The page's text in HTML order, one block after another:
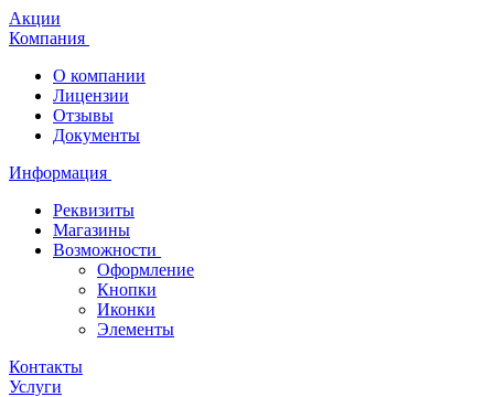
Акции
Компания
О компании
Лицензии
Отзывы
Документы
Информация
Реквизиты
Магазины
Возможности
Оформление
Кнопки
Иконки
Элементы
Контакты
Услуги